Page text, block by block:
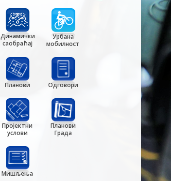
Динамички
саобраћај
Урбана
мобилност
Планови Одговори
Пројектни
услови
Планови
Града
Мишљења